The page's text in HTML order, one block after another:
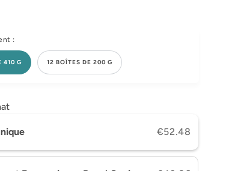
:
410 G 12 BOÎTES DE 200 G
€52.48